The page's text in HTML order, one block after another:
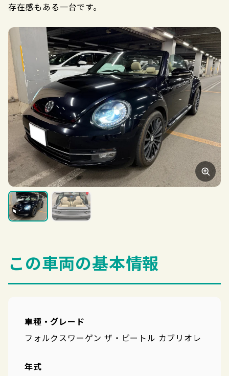
存在感もある一台です。
この車両の基本情報
車種・グレード
フォルクスワーゲン ザ・ビートル カブリオレ
年式